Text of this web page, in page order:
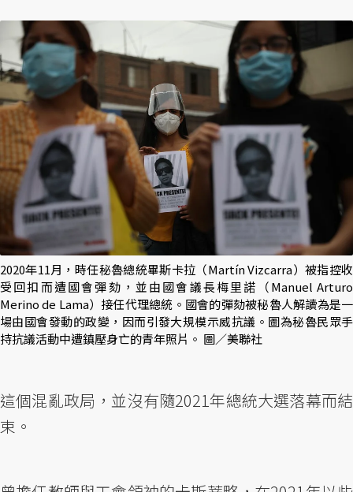
2020年11月，時任秘魯總統畢斯卡拉（Martín Vizcarra）被指控收
受回扣而遭國會彈劾，並由國會議長梅里諾（Manuel Arturo
Merino de Lama）接任代理總統。國會的彈劾被秘魯人解讀為是一
場由國會發動的政變，因而引發大規模示威抗議。圖為秘魯民眾手
持抗議活動中遭鎮壓身亡的青年照片。 圖／美聯社
這個混亂政局，並沒有隨2021年總統大選落幕而結
束。